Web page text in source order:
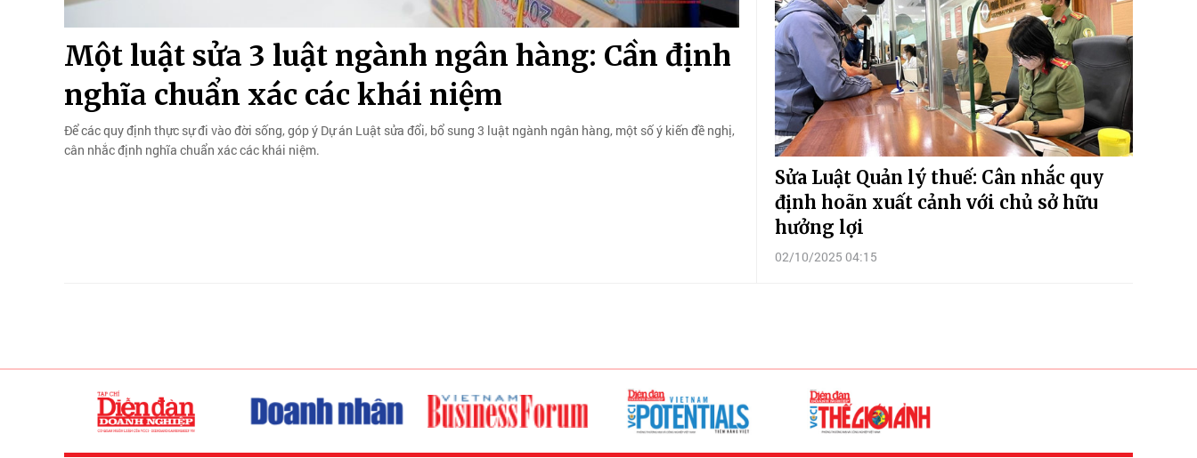
Một luật sửa 3 luật ngành ngân hàng: Cần định
nghĩa chuẩn xác các khái niệm
Để các quy định thực sự đi vào đời sống, góp ý Dự án Luật sửa đổi, bổ sung 3 luật ngành ngân hàng, một số ý kiến đề nghị,
cân nhắc định nghĩa chuẩn xác các khái niệm.
Sửa Luật Quản lý thuế: Cân nhắc quy
định hoãn xuất cảnh với chủ sở hữu
hưởng lợi
02/10/2025 04:15